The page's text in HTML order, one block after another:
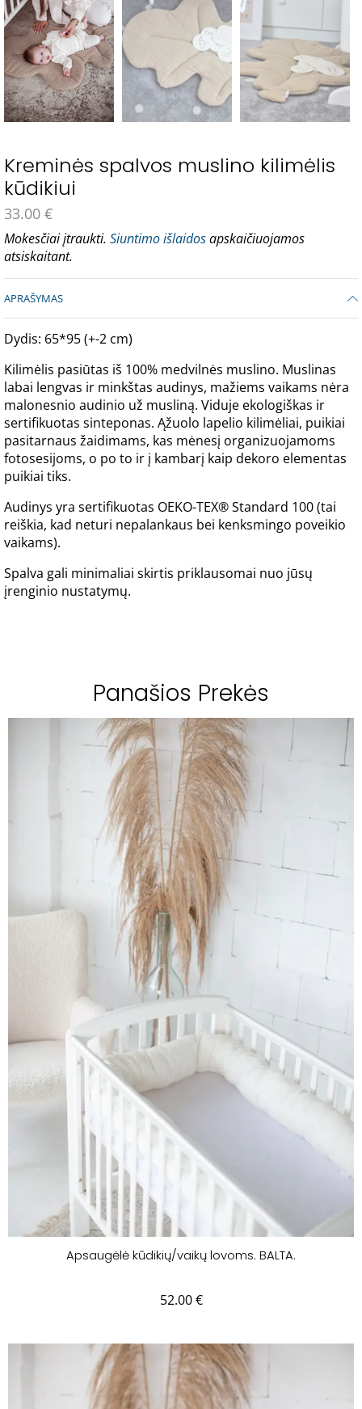
Kreminės spalvos muslino kilimėlis
kūdikiui
33.00 €
Mokesčiai įtraukti. Siuntimo išlaidosapskaičiuojamos
atsiskaitant.
APRAŠYMAS
Dydis: 65*95 (+-2 cm)
Kilimėlis pasiūtas iš 100% medvilnės muslino. Muslinas
labai lengvas ir minkštas audinys, mažiems vaikams nėra
malonesnio audinio už musliną. Viduje ekologiškas ir
sertifikuotas sinteponas. Ąžuolo lapelio kilimėliai, puikiai
pasitarnaus žaidimams, kas mėnesį organizuojamoms
fotosesijoms, o po to ir į kambarį kaip dekoro elementas
puikiai tiks.
Audinys yra sertifikuotas OEKO-TEX® Standard 100 (tai
reiškia, kad neturi nepalankaus bei kenksmingo poveikio
vaikams).
Spalva gali minimaliai skirtis priklausomai nuo jūsų
įrenginio nustatymų.
Panašios Prekės
Apsaugėlė kūdikių/vaikų lovoms. BALTA.
52.00€